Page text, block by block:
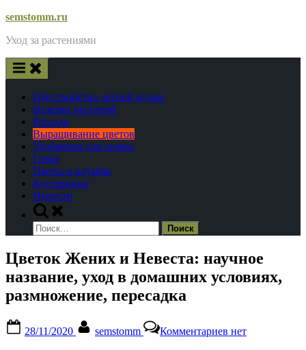
Skip
content
semstomm.ru
Уход за растениями
Обустройство летней кухни
Болезни растений
Рассада
Выращивание цветов
Удобрения для почвы
Газон
Цветы и клумбы
Кустарники
Новости
Toggle
search
form
Найти:
Цветок Жених и Невеста: научное
название, уход в домашних условиях,
размножение, пересадка
on
28/11/2020 semstomm Комментариевзаписи
нет